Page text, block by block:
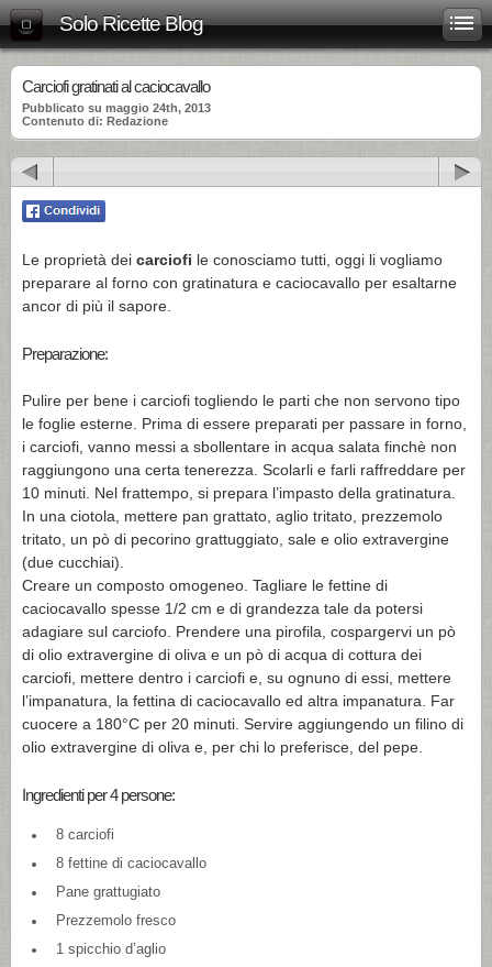
Solo Ricette Blog
Carciofi gratinati al caciocavallo
Pubblicato su maggio 24th, 2013
Contenuto di: Redazione
Le proprietà dei carciofi le conosciamo tutti, oggi li vogliamo
preparare al forno con gratinatura e caciocavallo per esaltarne
ancor di più il sapore.
Preparazione:
Pulire per bene i carciofi togliendo le parti che non servono tipo
le foglie esterne. Prima di essere preparati per passare in forno,
i carciofi, vanno messi a sbollentare in acqua salata finchè non
raggiungono una certa tenerezza. Scolarli e farli raffreddare per
10 minuti. Nel frattempo, si prepara l’impasto della gratinatura.
In una ciotola, mettere pan grattato, aglio tritato, prezzemolo
tritato, un pò di pecorino grattuggiato, sale e olio extravergine
(due cucchiai).
Creare un composto omogeneo. Tagliare le fettine di
caciocavallo spesse 1/2 cm e di grandezza tale da potersi
adagiare sul carciofo. Prendere una pirofila, cospargervi un pò
di olio extravergine di oliva e un pò di acqua di cottura dei
carciofi, mettere dentro i carciofi e, su ognuno di essi, mettere
l’impanatura, la fettina di caciocavallo ed altra impanatura. Far
cuocere a 180°C per 20 minuti. Servire aggiungendo un filino di
olio extravergine di oliva e, per chi lo preferisce, del pepe.
Ingredienti per 4 persone:
8 carciofi
8 fettine di caciocavallo
Pane grattugiato
Prezzemolo fresco
1 spicchio d’aglio